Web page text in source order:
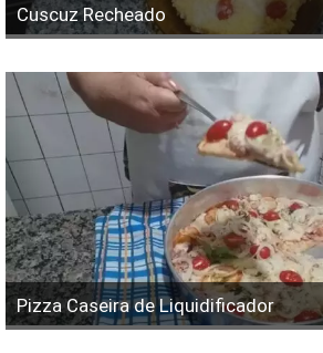
Cuscuz Recheado
Pizza Caseira de Liquidificador